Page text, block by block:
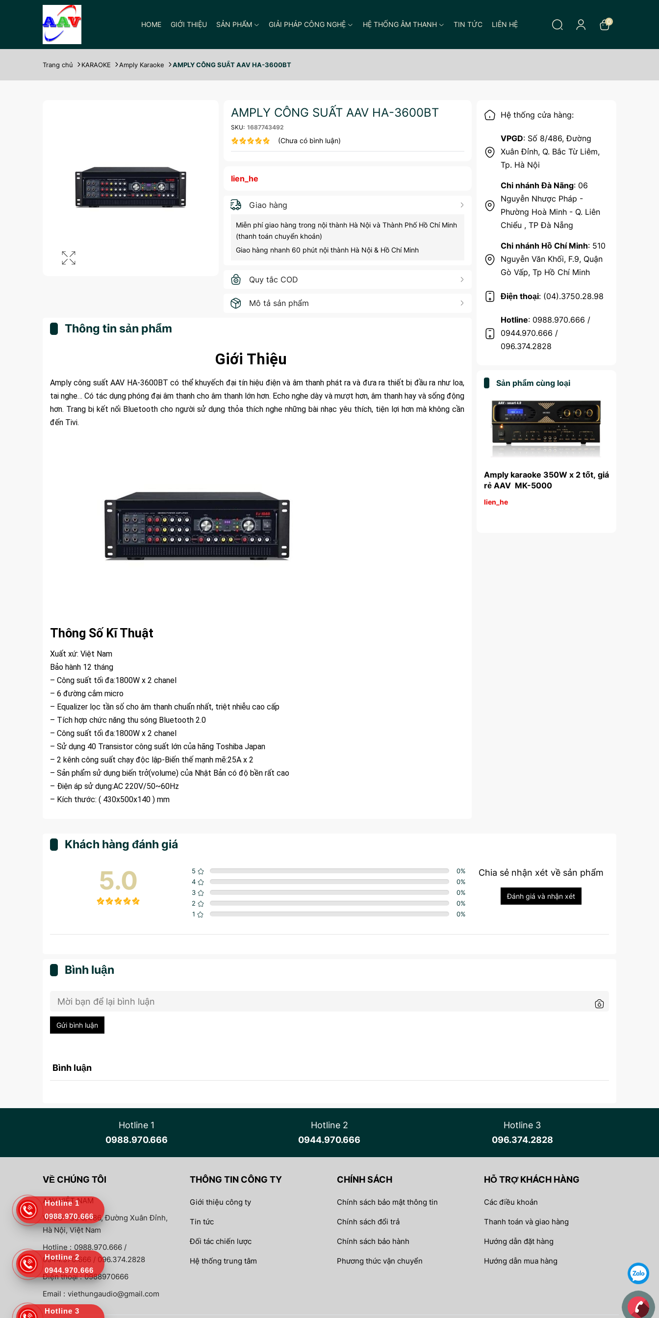
HOME GIỚI THIỆU SẢN PHẨM GIẢI PHÁP CÔNG NGHỆ HỆ THỐNG ÂM THANH TIN TỨC LIÊN HỆ 0
Trang chủ KARAOKE Amply Karaoke AMPLY CÔNG SUẤT AAV HA-3600BT
AMPLY CÔNG SUẤT AAV HA-3600BT
SKU: 1687743492
(Chưa có bình luận)
lien_he
Giao hàng
Miễn phí giao hàng trong nội thành Hà Nội và Thành Phố Hồ Chí Minh
(thanh toán chuyển khoản)
Giao hàng nhanh 60 phút nội thành Hà Nội & Hồ Chí Minh
Quy tắc COD
Mô tả sản phẩm
Thông tin sản phẩm
Giới Thiệu
Amply công suất AAV HA-3600BT có thể khuyếch đại tín hiệu điện và âm thanh phát ra và đưa ra thiết bị đầu ra như loa,
tai nghe… Có tác dụng phóng đại âm thanh cho âm thanh lớn hơn. Echo nghe dày và mượt hơn, âm thanh hay và sống động
hơn. Trang bị kết nối Bluetooth cho người sử dụng thỏa thích nghe những bài nhạc yêu thích, tiện lợi hơn mà không cần
đến Tivi.
Thông Số Kĩ Thuật
Xuất xứ: Việt Nam
Bảo hành 12 tháng
– Công suất tối đa:1800W x 2 chanel
– 6 đường cắm micro
– Equalizer lọc tần số cho âm thanh chuẩn nhất, triệt nhiễu cao cấp
– Tích hợp chức năng thu sóng Bluetooth 2.0
– Công suất tối đa:1800W x 2 chanel
– Sử dụng 40 Transistor công suất lớn của hãng Toshiba Japan
– 2 kênh công suất chạy độc lập-Biến thế mạnh mẽ:25A x 2
– Sản phẩm sử dụng biến trở(volume) của Nhật Bản có độ bền rất cao
– Điện áp sử dụng:AC 220V/50~60Hz
– Kích thước: ( 430x500x140 ) mm
Hệ thống cửa hàng:
VPGD: Số 8/486, Đường
Xuân Đỉnh, Q. Bắc Từ Liêm,
Tp. Hà Nội
Chi nhánh Đà Nãng: 06
Nguyễn Nhược Pháp -
Phường Hoà Minh - Q. Liên
Chiểu , TP Đà Nẵng
Chi nhánh Hồ Chí Minh: 510
Nguyễn Văn Khối, F.9, Quận
Gò Vấp, Tp Hồ Chí Minh
Điện thoại: (04).3750.28.98
Hotline: 0988.970.666 /
0944.970.666 /
096.374.2828
Sản phẩm cùng loại
5,450,000VND 9,500,000VND
Amply karaoke 350W x 2 tốt, giá
rẻ AAV  MK-5000
lien_he
Khách hàng đánh giá
5.0 5 0%
4
0%
3
0%
2
0%
1
0%
Chia sẻ nhận xét về sản phẩm
Đánh giá và nhận xét
Bình luận
Gửi bình luận
Bình luận
Hotline 1
0988.970.666
Hotline 2
0944.970.666
Hotline 3
096.374.2828
VỀ CHÚNG TÔI
AAV VIỆT NAM
VPGD : Số 8/486, Đường Xuân Đỉnh,
Hà Nội, Việt Nam
Hotline : 0988.970.666 /
0944.970.666 / 096.374.2828
Điện thoại : 0988970666
Email : viethungaudio@gmail.com
THÔNG TIN CÔNG TY
Giới thiệu công ty
Tin tức
Đối tác chiến lược
Hệ thống trung tâm
CHÍNH SÁCH
Chính sách bảo mật thông tin
Chính sách đổi trả
Chính sách bảo hành
Phương thức vận chuyển
HỖ TRỢ KHÁCH HÀNG
Các điều khoản
Thanh toán và giao hàng
Hướng dẫn đặt hàng
Hướng dẫn mua hàng
Hotline 1
0988.970.666
Hotline 2
0944.970.666
Hotline 3